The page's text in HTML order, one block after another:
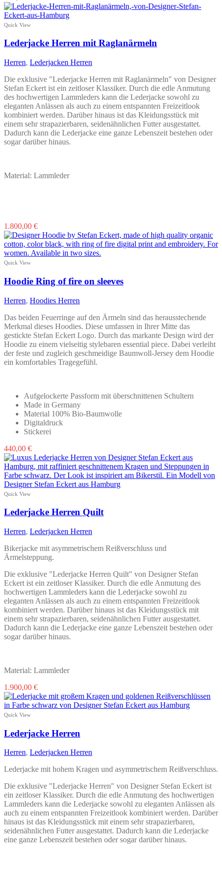
Quick View
Lederjacke Herren mit Raglanärmeln
Herren, Lederjacken Herren
Die exklusive "Lederjacke Herren mit Raglanärmeln" von Designer
Stefan Eckert ist ein zeitloser Klassiker. Durch die edle Anmutung
des hochwertigen Lammleders kann die Lederjacke sowohl zu
eleganten Anlässen als auch zu einem entspannten Freizeitlook
kombiniert werden. Darüber hinaus ist das Kleidungsstück mit
einem sehr strapazierbaren, seidenähnlichen Futter ausgestattet.
Dadurch kann die Lederjacke eine ganze Lebenszeit bestehen oder
sogar darüber hinaus.
Material: Lammleder
1.800,00 €Dieses
Produkt
weist
mehrere
Die
Optionen
können
auf
der
Produktseite
gewählt
werden
Quick View
Hoodie Ring of fire on sleeves
Herren, Hoodies Herren
Das beiden Feuerringe auf den Ärmeln sind das herausstechende
Merkmal dieses Hoodies. Diese umfassen in Ihrer Mitte das
gestickte Stefan Eckert Logo. Durch das markante Design wird der
Hoodie zu einem vielseitig stylebaren essential piece. Dabei verleiht
der feste und zugleich geschmeidige Baumwoll-Jersey dem Hoodie
ein komfortables Tragegefühl.
Aufgelockerte Passform mit überschnittenen Schultern
Made in Germany
Material 100% Bio-Baumwolle
Digitaldruck
Stickerei
440,00 €Dieses
Produkt
weist
mehrere
Varianten
Optionen
auf
der
Produktseite
gewählt
werden
Quick View
Lederjacke Herren Quilt
Herren, Lederjacken Herren
Bikerjacke mit asymmetrischem Reißverschluss und
Ärmelsteppung.
Die exklusive "Lederjacke Herren Quilt" von Designer Stefan
Eckert ist ein zeitloser Klassiker. Durch die edle Anmutung des
hochwertigen Lammleders kann die Lederjacke sowohl zu
eleganten Anlässen als auch zu einem entspannten Freizeitlook
kombiniert werden. Darüber hinaus ist das Kleidungsstück mit
einem sehr strapazierbaren, seidenähnlichen Futter ausgestattet.
Dadurch kann die Lederjacke eine ganze Lebenszeit bestehen oder
sogar darüber hinaus.
Material: Lammleder
1.900,00 €Dieses
Produkt
weist
auf.
Die
Optionen
können
auf
Produktseite
gewählt
werden
Quick View
Lederjacke Herren
Herren, Lederjacken Herren
Lederjacke mit hohem Kragen und asymmetrischem Reißverschluss.
Die exklusive "Lederjacke Herren" von Designer Stefan Eckert ist
ein zeitloser Klassiker. Durch die edle Anmutung des hochwertigen
Lammleders kann die Lederjacke sowohl zu eleganten Anlässen als
auch zu einem entspannten Freizeitlook kombiniert werden. Darüber
hinaus ist das Kleidungsstück mit einem sehr strapazierbaren,
seidenähnlichen Futter ausgestattet. Dadurch kann die Lederjacke
eine ganze Lebenszeit bestehen oder sogar darüber hinaus.